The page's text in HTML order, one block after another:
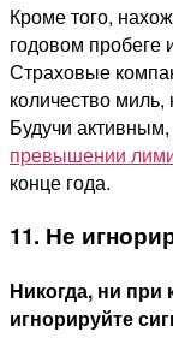
Кроме того,
годовом пробеге
Страховые
количество
Будучи
превышении
конце года.
11. Не
Никогда, ни при
игнорируйте